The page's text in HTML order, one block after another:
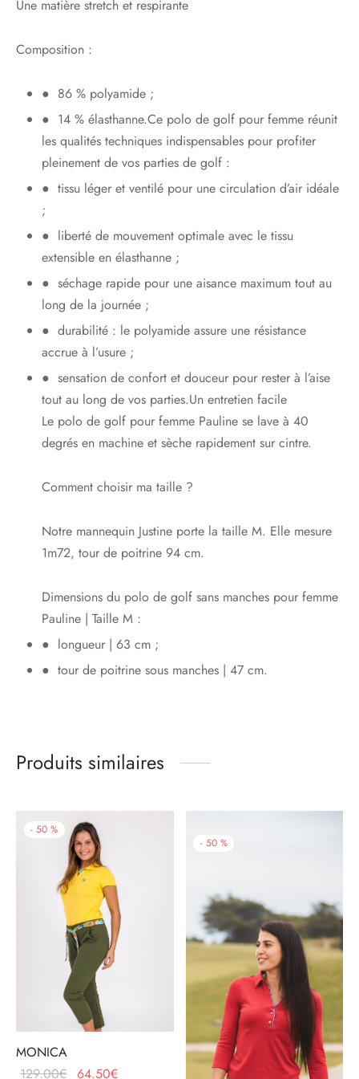
Une matière stretch et respirante
Composition :
● 86 % polyamide ;
● 14 % élasthanne.Ce polo de golf pour femme réunit
les qualités techniques indispensables pour profiter
pleinement de vos parties de golf :
● tissu léger et ventilé pour une circulation d’air idéale
;
● liberté de mouvement optimale avec le tissu
extensible en élasthanne ;
● séchage rapide pour une aisance maximum tout au
long de la journée ;
● durabilité : le polyamide assure une résistance
accrue à l’usure ;
● sensation de confort et douceur pour rester à l’aise
tout au long de vos parties.Un entretien facile
Le polo de golf pour femme Pauline se lave à 40
degrés en machine et sèche rapidement sur cintre.
Comment choisir ma taille ?
Notre mannequin Justine porte la taille M. Elle mesure
1m72, tour de poitrine 94 cm.
Dimensions du polo de golf sans manches pour femme
Pauline | Taille M :
● longueur | 63 cm ;
● tour de poitrine sous manches | 47 cm.
Produits similaires
- 50 %
MONICA
129.00€ Le prix
64.50€
- 50 %